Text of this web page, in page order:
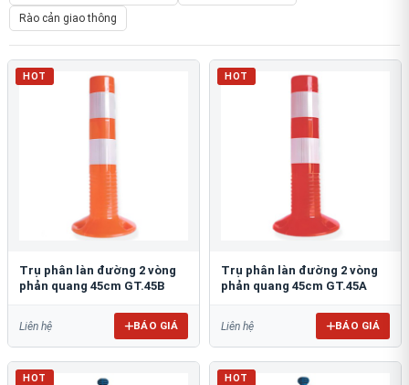
Rào cản giao thông
HOT
Trụ phân làn đường 2 vòng
phản quang 45cm GT.45B
Liên hệ BÁO GIÁ
HOT
Trụ phân làn đường 2 vòng
phản quang 45cm GT.45A
Liên hệ BÁO GIÁ
HOT HOT